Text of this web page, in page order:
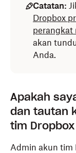
Catatan:
Dropbox
perangkat
akan
Anda.
Apakah
dan tautan
tim
Admin akun tim